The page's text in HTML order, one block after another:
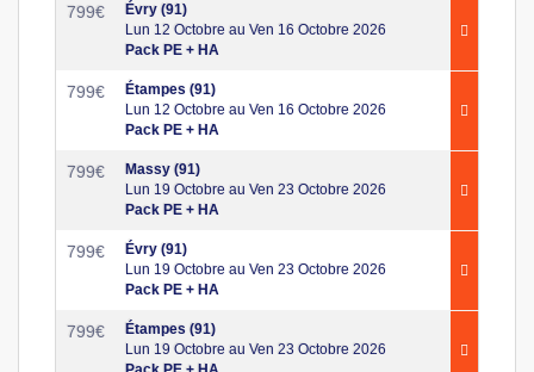
799€
Évry (91)
Lun 12 Octobre au Ven 16 Octobre 2026
Pack PE + HA
799€
Étampes (91)
Lun 12 Octobre au Ven 16 Octobre 2026
Pack PE + HA
799€
Massy (91)
Lun 19 Octobre au Ven 23 Octobre 2026
Pack PE + HA
799€
Évry (91)
Lun 19 Octobre au Ven 23 Octobre 2026
Pack PE + HA
799€
Étampes (91)
Lun 19 Octobre au Ven 23 Octobre 2026